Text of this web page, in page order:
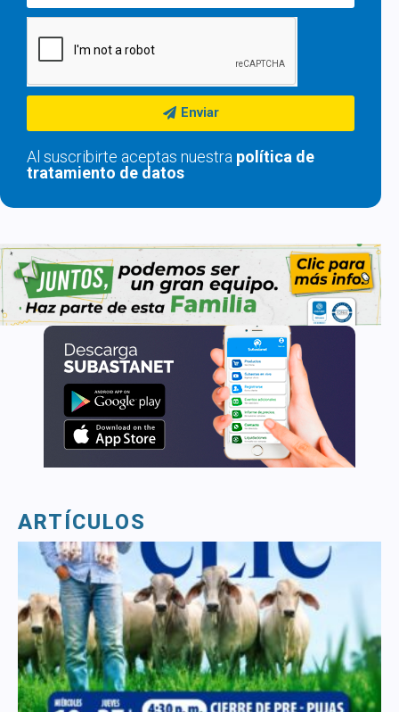
Enviar
Al suscribirte aceptas nuestra política de
tratamiento de datos
ARTÍCULOS